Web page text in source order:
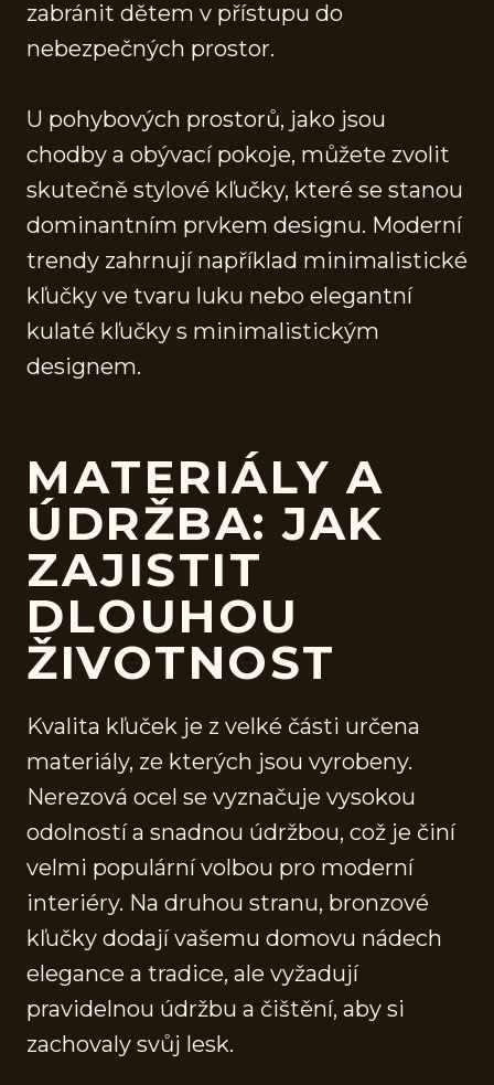
zabránit dětem v přístupu do
nebezpečných prostor.
U pohybových prostorů, jako jsou
chodby a obývací pokoje, můžete zvolit
skutečně stylové kľučky, které se stanou
dominantním prvkem designu. Moderní
trendy zahrnují například minimalistické
kľučky ve tvaru luku nebo elegantní
kulaté kľučky s minimalistickým
designem.
MATERIÁLY A
ÚDRŽBA: JAK
ZAJISTIT
DLOUHOU
ŽIVOTNOST
Kvalita kľuček je z velké části určena
materiály, ze kterých jsou vyrobeny.
Nerezová ocel se vyznačuje vysokou
odolností a snadnou údržbou, což je činí
velmi populární volbou pro moderní
interiéry. Na druhou stranu, bronzové
kľučky dodají vašemu domovu nádech
elegance a tradice, ale vyžadují
pravidelnou údržbu a čištění, aby si
zachovaly svůj lesk.